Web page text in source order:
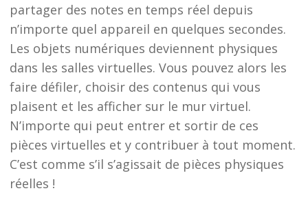
partager des notes en temps réel depuis
n’importe quel appareil en quelques secondes.
Les objets numériques deviennent physiques
dans les salles virtuelles. Vous pouvez alors les
faire défiler, choisir des contenus qui vous
plaisent et les afficher sur le mur virtuel.
N’importe qui peut entrer et sortir de ces
pièces virtuelles et y contribuer à tout moment.
C’est comme s’il s’agissait de pièces physiques
réelles !